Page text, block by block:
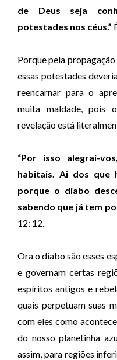
de Deus seja
potestades nos céus.”
Porque pela
essas potestades
reencarnar para o
muita maldade, pois
revelação está
“Por isso alegrai-
habitais. Ai dos que
porque o diabo
sabendo que já tem
12: 12.
Ora o diabo são esses
e governam certas
espíritos antigos e
quais perpetuam suas
com eles como
do nosso planetinha
assim, para regiões